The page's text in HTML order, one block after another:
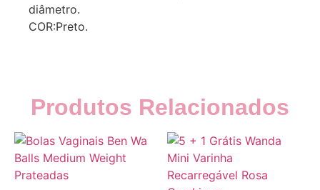
diâmetro.
COR:Preto.
Produtos Relacionados